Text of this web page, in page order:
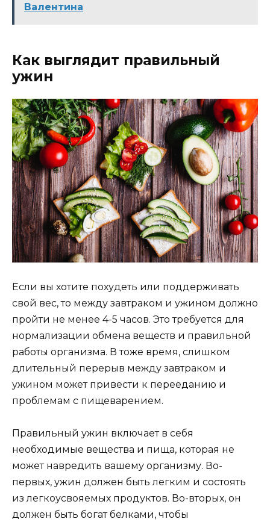
Валентина
Как выглядит правильный
ужин
Если вы хотите похудеть или поддерживать
свой вес, то между завтраком и ужином должно
пройти не менее 4-5 часов. Это требуется для
нормализации обмена веществ и правильной
работы организма. В тоже время, слишком
длительный перерыв между завтраком и
ужином может привести к перееданию и
проблемам с пищеварением.
Правильный ужин включает в себя
необходимые вещества и пища, которая не
может навредить вашему организму. Во-
первых, ужин должен быть легким и состоять
из легкоусвояемых продуктов. Во-вторых, он
должен быть богат белками, чтобы